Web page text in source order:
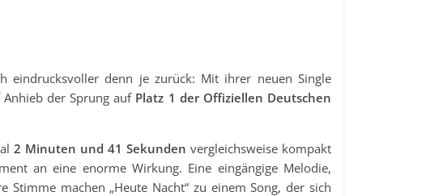
eindrucksvoller denn je zurück: Mit ihrer neuen Single
der Sprung auf Platz 1 der Offiziellen Deutschen
2 Minuten und 41 Sekunden vergleichsweise kompakt
an eine enorme Wirkung. Eine eingängige Melodie,
machen „Heute Nacht“ zu einem Song, der sich